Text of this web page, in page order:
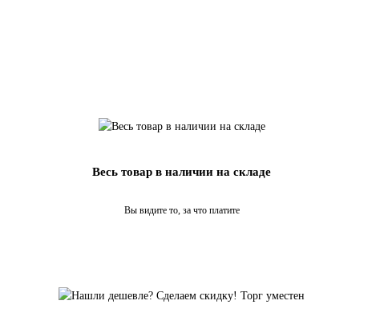
Весь товар в наличии на складе
Вы видите то, за что платите